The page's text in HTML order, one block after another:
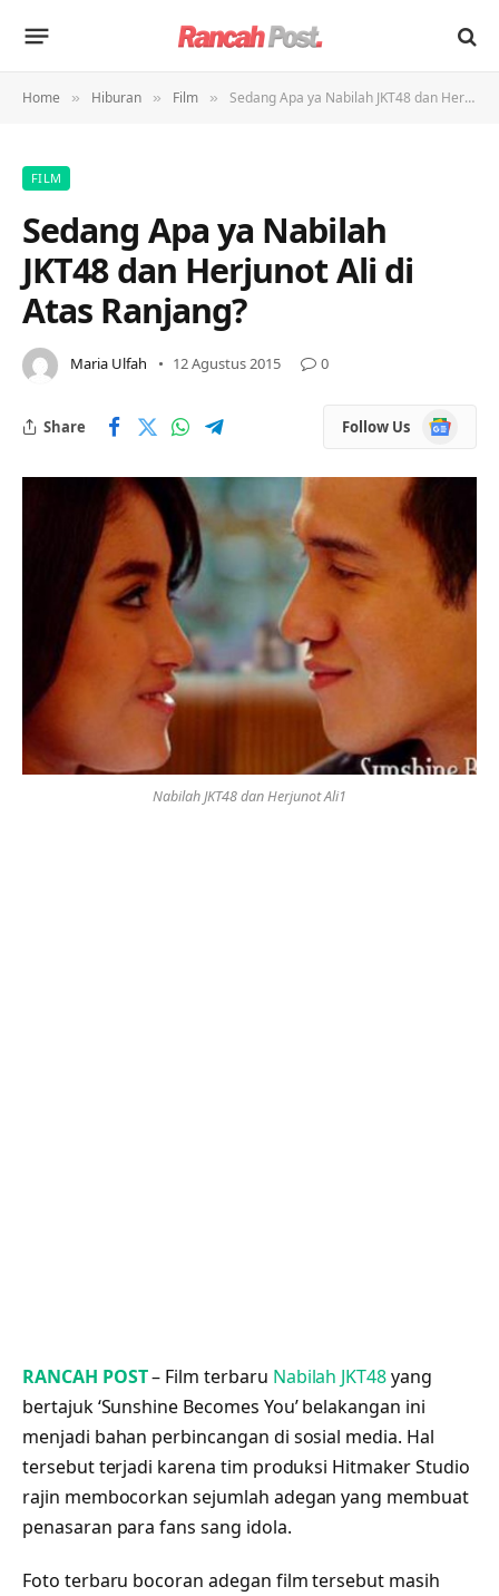
Home » Hiburan » Film » Sedang Apa ya Nabilah JKT48 dan Herjunot Ali di Atas Ranjang?
FILM
Sedang Apa ya Nabilah
JKT48 dan Herjunot Ali di
Atas Ranjang?
Maria Ulfah 12 Agustus 2015 0
Share Follow Us
Google
News
Nabilah JKT48 dan Herjunot Ali1
RANCAH POST– Film terbaru Nabilah JKT48yang
bertajuk ‘Sunshine Becomes You’ belakangan ini
menjadi bahan perbincangan di sosial media. Hal
tersebut terjadi karena tim produksi Hitmaker Studio
rajin membocorkan sejumlah adegan yang membuat
penasaran para fans sang idola.
Foto terbaru bocoran adegan film tersebut masih